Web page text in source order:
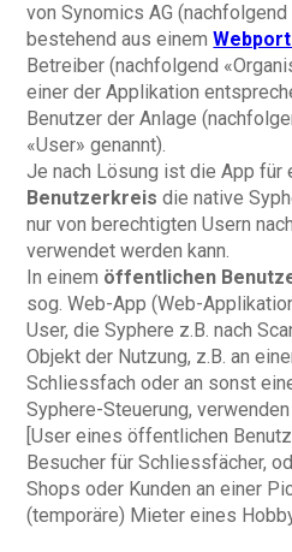
von Synomics AG
bestehend aus einem
Betreiber (nachfolgend
einer der Applikation
Benutzer der Anlage
«User» genannt).
Je nach Lösung ist die App für
Benutzerkreis die native
nur von berechtigten Usern
verwendet werden kann.
In einem öffentlichen
sog. Web-App (Web-
User, die Syphere z.B. nach
Objekt der Nutzung, z.B. an
Schliessfach oder an sonst
Syphere-Steuerung, verwenden
[User eines öffentlichen
Besucher für Schliessfächer,
Shops oder Kunden an einer
(temporäre) Mieter eines